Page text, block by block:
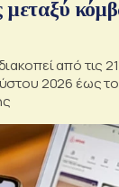
μεταξύ
από τις
2026 έως